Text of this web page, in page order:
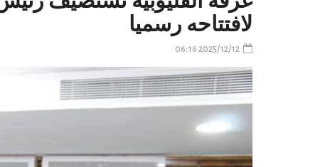
لافتتاحه رسميا
2025/12/12 06:16